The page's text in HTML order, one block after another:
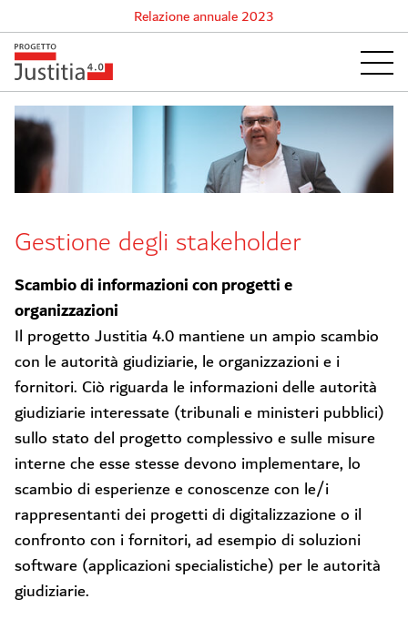
Relazione annuale 2023
Gestione degli stakeholder
Scambio di informazioni con progetti e
organizzazioni
Il progetto Justitia 4.0 mantiene un ampio scambio
con le autorità giudiziarie, le organizzazioni e i
fornitori. Ciò riguarda le informazioni delle autorità
giudiziarie interessate (tribunali e ministeri pubblici)
sullo stato del progetto complessivo e sulle misure
interne che esse stesse devono implementare, lo
scambio di esperienze e conoscenze con le/i
rappresentanti dei progetti di digitalizzazione o il
confronto con i fornitori, ad esempio di soluzioni
software (applicazioni specialistiche) per le autorità
giudiziarie.